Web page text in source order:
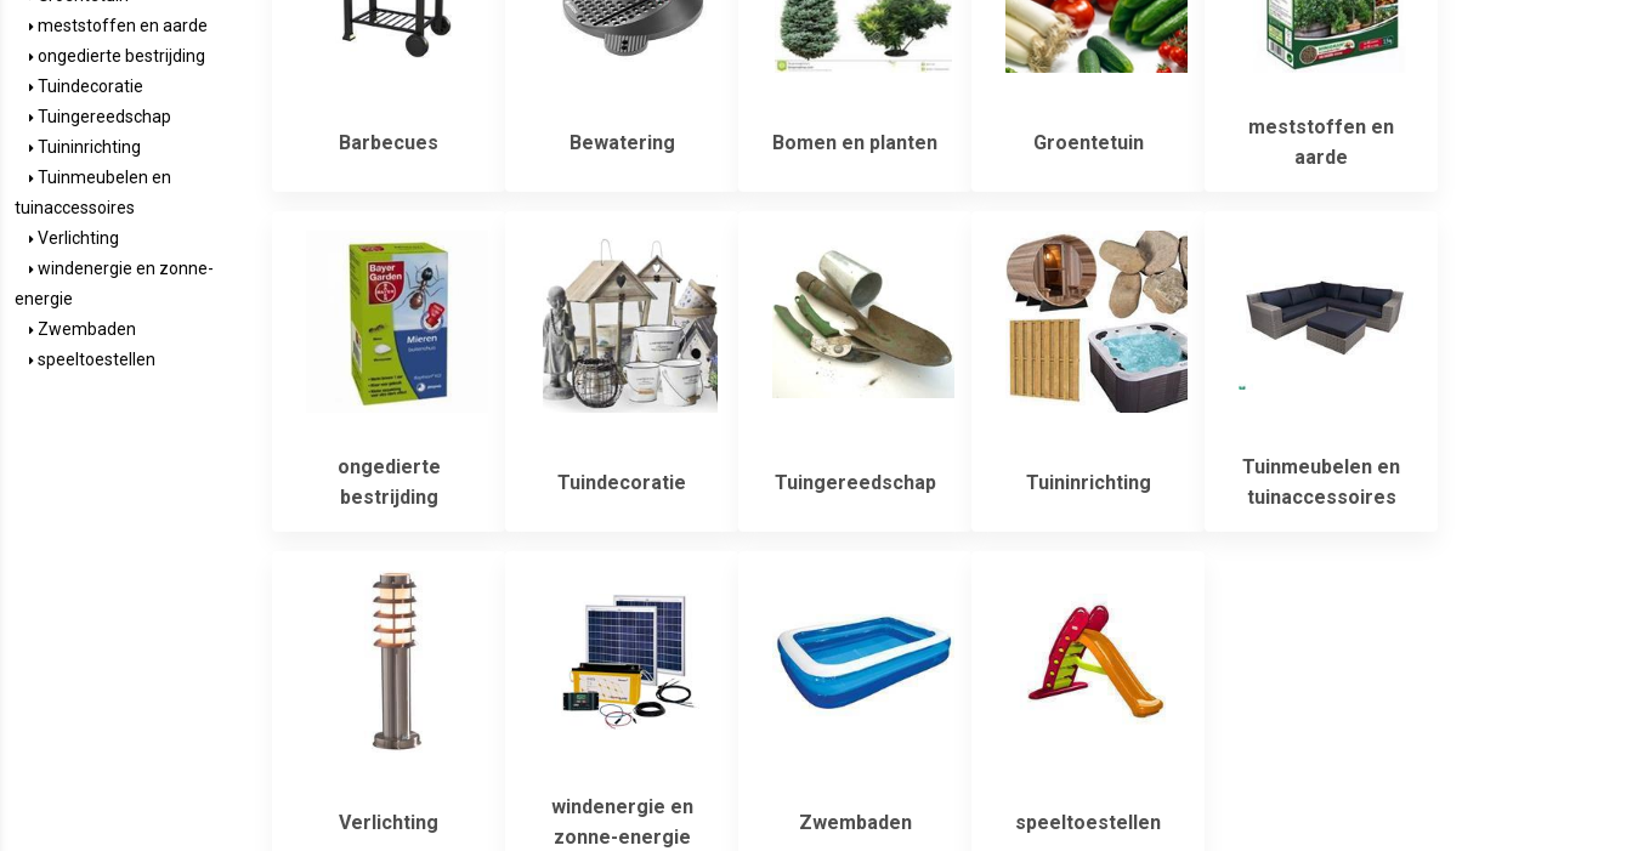
meststoffen en aarde
ongedierte bestrijding
Tuindecoratie
Tuingereedschap
Tuininrichting
Tuinmeubelen en
tuinaccessoires
Verlichting
windenergie en zonne-
energie
Zwembaden
speeltoestellen
Barbecues Bewatering Bomen en planten Groentetuin
meststoffen en
aarde
ongedierte
bestrijding
Tuindecoratie Tuingereedschap Tuininrichting
Tuinmeubelen en
tuinaccessoires
Verlichting
windenergie en
zonne-energie
Zwembaden speeltoestellen